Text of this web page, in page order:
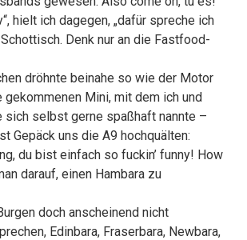
hielt ich dagegen, „dafür spreche ich
Denk nur an die Fastfood-
dröhnte beinahe so wie der Motor
gekommenen Mini, mit dem ich und
selbst gerne spaßhaft nannte –
Gepäck uns die A9 hochquälten:
du bist einfach so fuckin’ funny! How
darauf, einen Hambara zu
doch anscheinend nicht
Edinbara, Fraserbara, Newbara,